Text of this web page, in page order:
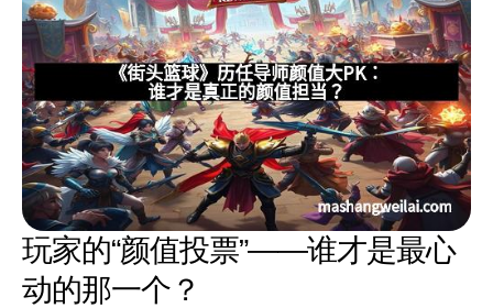
玩家的“颜值投票”——谁才是最心
动的那一个？